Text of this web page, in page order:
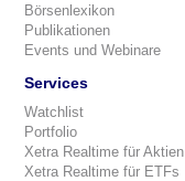
Börsenlexikon
Publikationen
Events und Webinare
Services
Watchlist
Portfolio
Xetra Realtime für Aktien
Xetra Realtime für ETFs